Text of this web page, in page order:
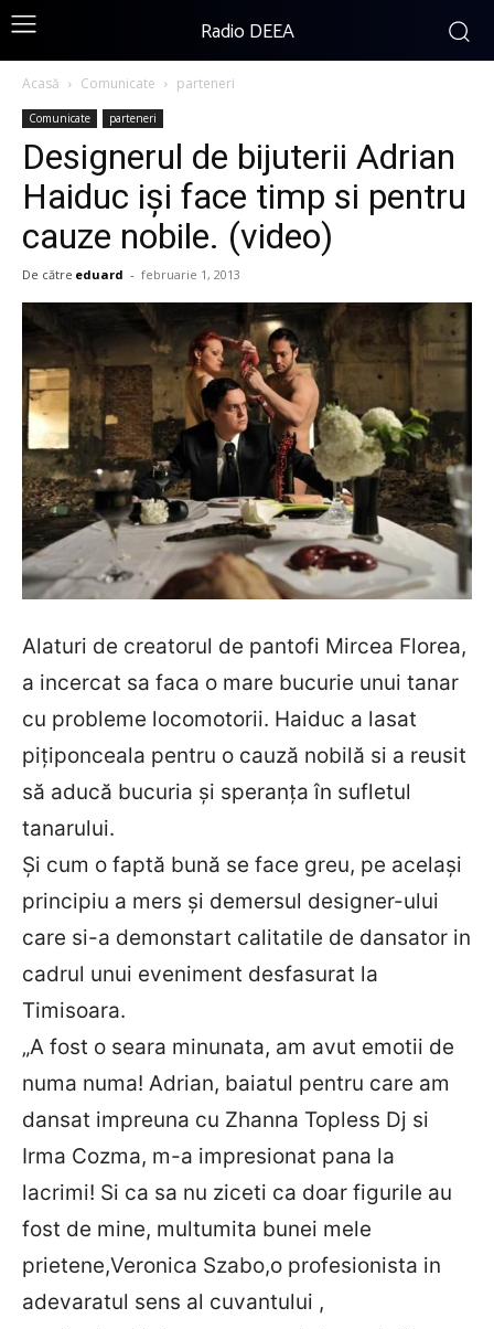
Radio DEEA
Acasă Comunicate parteneri
Comunicate parteneri
Designerul de bijuterii Adrian
Haiduc işi face timp si pentru
cauze nobile. (video)
De către eduard - februarie 1, 2013
Alaturi de creatorul de pantofi Mircea Florea,
a incercat sa faca o mare bucurie unui tanar
cu probleme locomotorii. Haiduc a lasat
piţiponceala pentru o cauză nobilă si a reusit
să aducă bucuria şi speranţa în sufletul
tanarului.
Şi cum o faptă bună se face greu, pe acelaşi
principiu a mers şi demersul designer-ului
care si-a demonstart calitatile de dansator in
cadrul unui eveniment desfasurat la
Timisoara.
„A fost o seara minunata, am avut emotii de
numa numa! Adrian, baiatul pentru care am
dansat impreuna cu Zhanna Topless Dj si
Irma Cozma, m-a impresionat pana la
lacrimi! Si ca sa nu ziceti ca doar figurile au
fost de mine, multumita bunei mele
prietene,Veronica Szabo,o profesionista in
adevaratul sens al cuvantului ,